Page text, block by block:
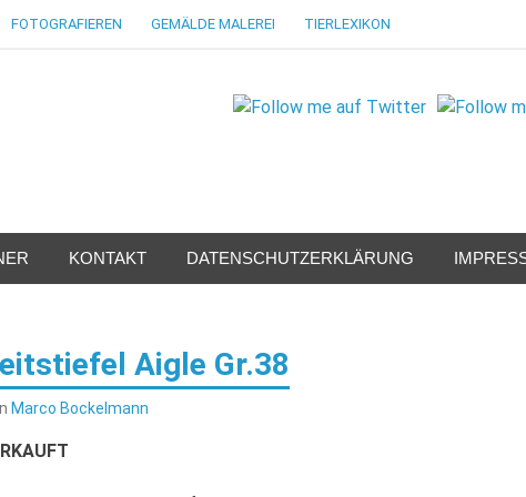
FOTOGRAFIEREN GEMÄLDE MALEREI TIERLEXIKON
KONTAKT DATENSCHUTZERKLÄRUNG
Aigle Gr.38
Marco Bockelmann